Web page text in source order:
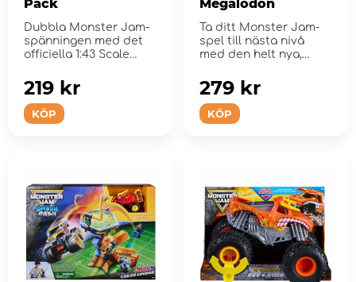
Pack
Dubbla Monster Jam-
spänningen med det
officiella 1:43 Scale
Megalo...
KÖP
219 kr
Megalodon
Ta ditt Monster Jam-
spel till nästa nivå
med den helt nya,
KÖP
279 kr